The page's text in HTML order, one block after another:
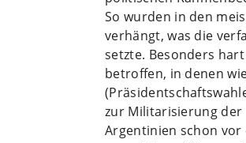
So wurden in den
verhängt, was die
setzte. Besonders
betroffen, in denen
zur Militarisierung der
Argentinien schon vor